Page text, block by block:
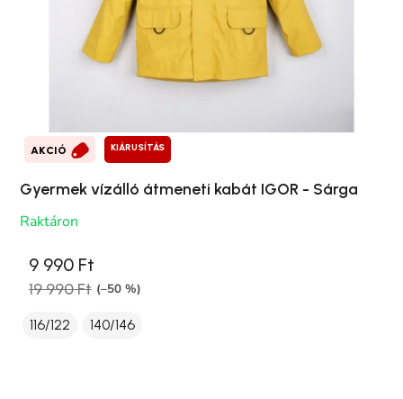
AKCIÓ KIÁRUSÍTÁS
Gyermek vízálló átmeneti kabát IGOR - Sárga
Raktáron
9 990 Ft
19 990 Ft (–50 %)
116/122 140/146